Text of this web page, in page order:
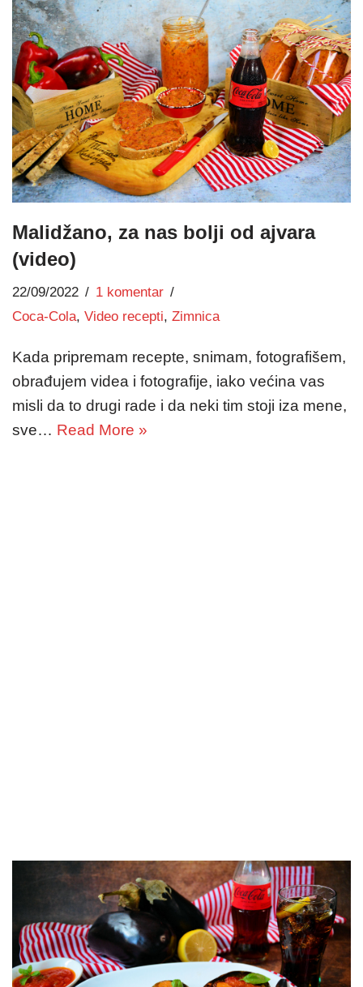
Malidžano, za nas bolji od ajvara
(video)
22/09/2022
1 komentar
Coca-Cola, Video recepti, Zimnica
Kada pripremam recepte, snimam, fotografišem,
obrađujem videa i fotografije, iako većina vas
misli da to drugi rade i da neki tim stoji iza mene,
sve… Read More »